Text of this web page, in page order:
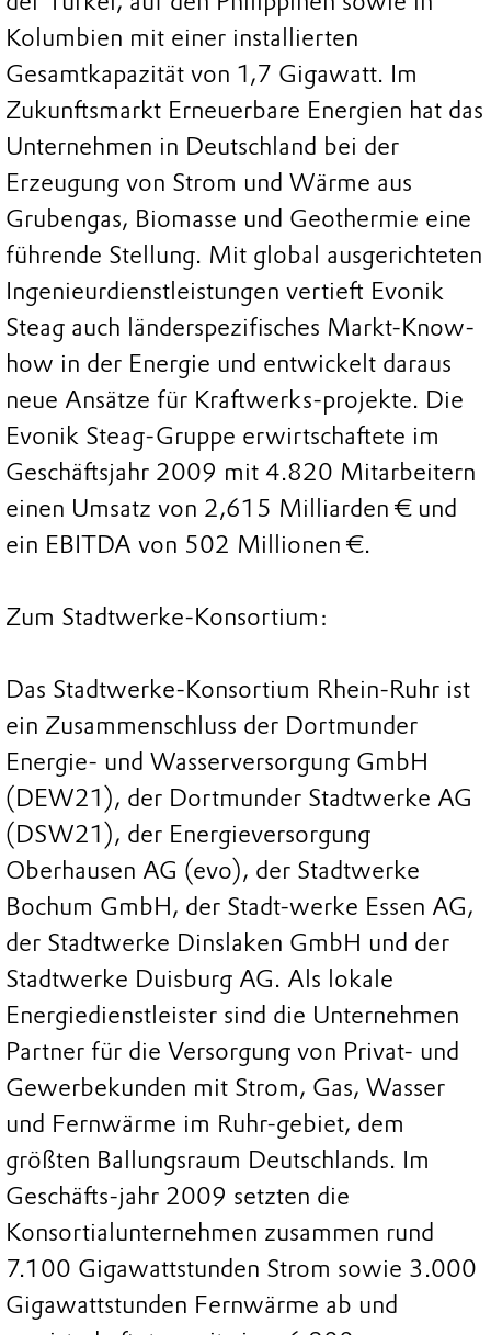
Kolumbien mit einer installierten
Gesamtkapazität von 1,7 Gigawatt. Im
Zukunftsmarkt Erneuerbare Energien hat das
Unternehmen in Deutschland bei der
Erzeugung von Strom und Wärme aus
Grubengas, Biomasse und Geothermie eine
führende Stellung. Mit global ausgerichteten
Ingenieurdienstleistungen vertieft Evonik
Steag auch länderspezifisches Markt-Know-
how in der Energie und entwickelt daraus
neue Ansätze für Kraftwerks-projekte. Die
Evonik Steag-Gruppe erwirtschaftete im
Geschäftsjahr 2009 mit 4.820 Mitarbeitern
einen Umsatz von 2,615 Milliarden € und
ein EBITDA von 502 Millionen €.
Zum Stadtwerke-Konsortium:
Das Stadtwerke-Konsortium Rhein-Ruhr ist
ein Zusammenschluss der Dortmunder
Energie- und Wasserversorgung GmbH
(DEW21), der Dortmunder Stadtwerke AG
(DSW21), der Energieversorgung
Oberhausen AG (evo), der Stadtwerke
Bochum GmbH, der Stadt-werke Essen AG,
der Stadtwerke Dinslaken GmbH und der
Stadtwerke Duisburg AG. Als lokale
Energiedienstleister sind die Unternehmen
Partner für die Versorgung von Privat- und
Gewerbekunden mit Strom, Gas, Wasser
und Fernwärme im Ruhr-gebiet, dem
größten Ballungsraum Deutschlands. Im
Geschäfts-jahr 2009 setzten die
Konsortialunternehmen zusammen rund
7.100 Gigawattstunden Strom sowie 3.000
Gigawattstunden Fernwärme ab und